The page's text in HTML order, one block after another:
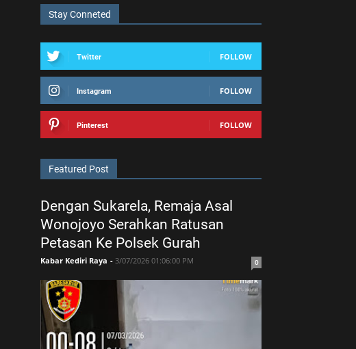
Stay Conneted
Twitter FOLLOW
Instagram FOLLOW
Pinterest FOLLOW
Featured Post
Dengan Sukarela, Remaja Asal
Wonojoyo Serahkan Ratusan
Petasan Ke Polsek Gurah
Kabar Kediri Raya - 3/07/2026 01:06:00 PM 0